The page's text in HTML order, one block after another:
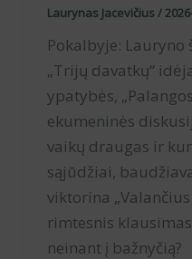
Laurynas Jacevičius /
Pokalbyje: Lauryno
„Trijų davatkų“
ypatybės,
ekumeninės
vaikų draugas ir
sąjūdžiai,
viktorina
rimtesnis
neinant į bažnyčią?